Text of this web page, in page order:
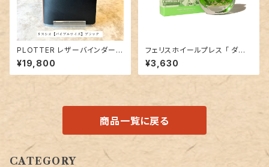
PLOTTER レザーバインダー5
012「リスシオ（ブラック）」バイブ
ルサイズ／6穴リング
¥19,800
フェリスホイールプレス 「 ダウ
ンザドン・バレー（SUGER BEA
CH COLLECTION）」／38ml
インク／ラメ入り
¥3,630
商品一覧に戻る
CATEGORY